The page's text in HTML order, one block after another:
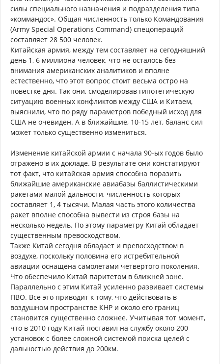
силы специального назначения и подразделения типа
«коммандос». Общая численность только Командования
(Army Special Operations Command) спецопераций
составляет 28 500 человек.
Китайская армия, между тем составляет на сегодняшний
день 1, 6 миллиона человек, что не осталось без
внимания американских аналитиков и вполне
естественно, что этот вопрос стоит весьма остро на
повестке дня. Так они, смоделировав гипотетическую
ситуацию военных конфликтов между США и Китаем,
выяснили, что по ряду параметров победный исход для
США не очевиден. А в ближайшие, 10-15 лет, баланс сил
может только существенно измениться.
Изменение китайской армии с начала 90-ых годов было
отражено в их докладе. В результате они констатируют
тот факт, что китайская армия способна поразить
ближайшие американские авиабазы баллистическими
ракетами малой дальности, численность которых
составляет 1, 4 тысячи. Малая часть этого количества
ракет вполне способна вывести из строя базы на
несколько недель. По этому параметру Китай обладает
существенным превосходством.
Также Китай сегодня обладает и превосходством в
воздухе, поскольку половина его истребительной
авиации оснащена самолетами четвертого поколения.
Что обеспечило Китай паритетом в ближней зоне.
Параллельно с этим Китай усиленно развивает системы
ПВО. Все это приводит к тому, что действовать в
воздушном пространстве КНР и около его границ
становится существенно сложнее. Учитывая тот момент,
что в 2010 году Китай поставил на службу около 200
установок с более сложной системой поиска целей с
дальностью действия до 200км.